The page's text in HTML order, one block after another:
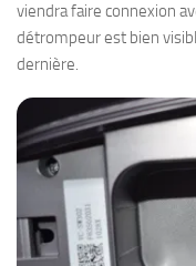
viendra faire connexion
détrompeur est bien
dernière.